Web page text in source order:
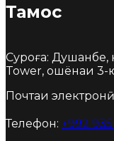
Тамос
Суроға:
Tower, ошёнаи 3-
Почтаи
Телефон: +992